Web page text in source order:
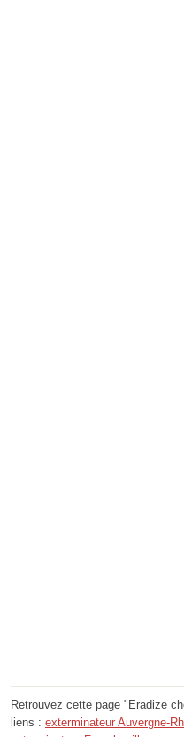
Retrouvez cette page "Eradize
liens : exterminateur Auvergne-